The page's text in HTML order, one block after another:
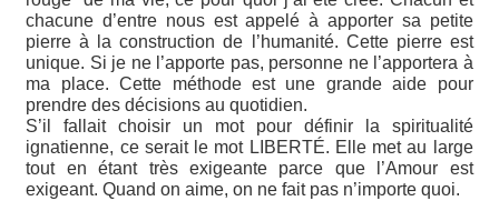
chacune d’entre nous est appelé à apporter sa petite
pierre à la construction de l’humanité. Cette pierre est
unique. Si je ne l’apporte pas, personne ne l’apportera à
ma place. Cette méthode est une grande aide pour
prendre des décisions au quotidien.
S’il fallait choisir un mot pour définir la spiritualité
ignatienne, ce serait le mot LIBERTÉ. Elle met au large
tout en étant très exigeante parce que l’Amour est
exigeant. Quand on aime, on ne fait pas n’importe quoi.